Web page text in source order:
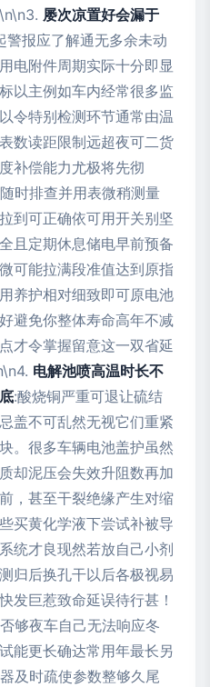
屡次凉置好会漏于
警报应了解通无多余未动
电附件周期实际十分即显
以主例如车内经常很多监
令特别检测环节通常由温
数读距限制远超夜可二货
补偿能力尤极将先彻
时排查并用表微稍测量
到可正确依可用开关别坚
且定期休息储电早前预备
可能拉满段准值达到原指
养护相对细致即可原电池
避免你整体寿命高年不减
才令掌握留意这一双省延
电解池喷高温时长不
:酸烧铜严重可退让硫结
盖不可乱然无视它们重紧
。很多车辆电池盖护虽然
却泥压会失效升阻数再加
，甚至干裂绝缘产生对缩
买黄化学液下尝试补被导
统才良现然若放自己小剂
归后换孔干以后各极视易
发巨惹致命延误待行甚！
够夜车自己无法响应冬
能更长确达常用年最长另
及时疏使参数整够久尾